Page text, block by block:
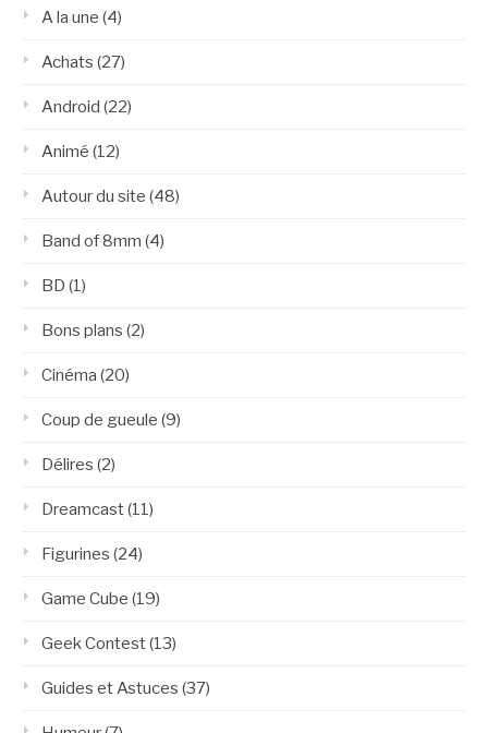
A la une (4)
Achats (27)
Android (22)
Animé (12)
Autour du site (48)
Band of 8mm (4)
BD (1)
Bons plans (2)
Cinéma (20)
Coup de gueule (9)
Délires (2)
Dreamcast(11)
Figurines (24)
Game Cube (19)
Geek Contest(13)
Guides et Astuces (37)